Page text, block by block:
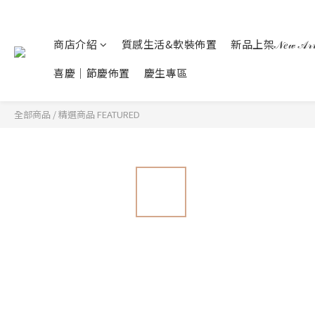
商店介紹 質感生活&軟裝佈置
新品上架𝒩𝑒𝓌
喜慶｜節慶佈置
慶生專區
全部商品 /精選商品 FEATURED